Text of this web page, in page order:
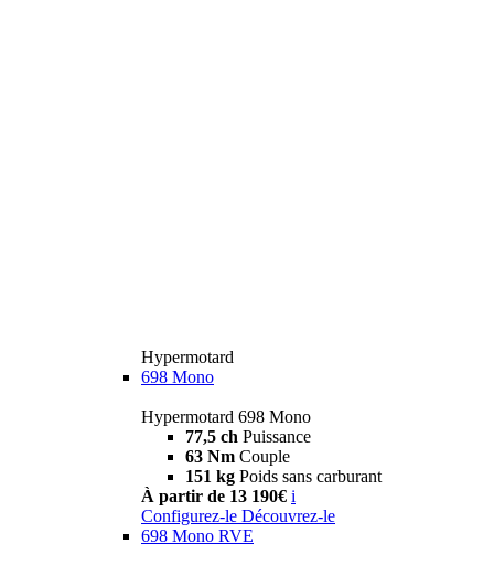
Hypermotard
698 Mono
Hypermotard 698 Mono
77,5 ch Puissance
63 Nm Couple
151 kg Poids sans carburant
À partir de 13 190€ i
Configurez-le Découvrez-le
698 Mono RVE